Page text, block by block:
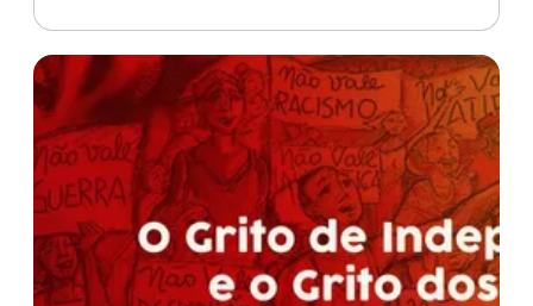
e Mourão, ativistas e militantes de Jaraguá
do Sul realizaram um ato simbólico no
parque Via Verde, no qual foram colocad